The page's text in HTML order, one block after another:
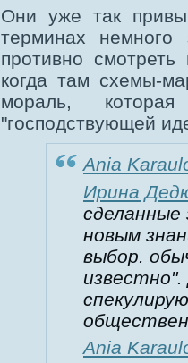
Они уже так
терминах
противно
когда там схемы-
мораль,
"господствующей
Ania
Ирина
сделанные
новым
выбор.
Ania